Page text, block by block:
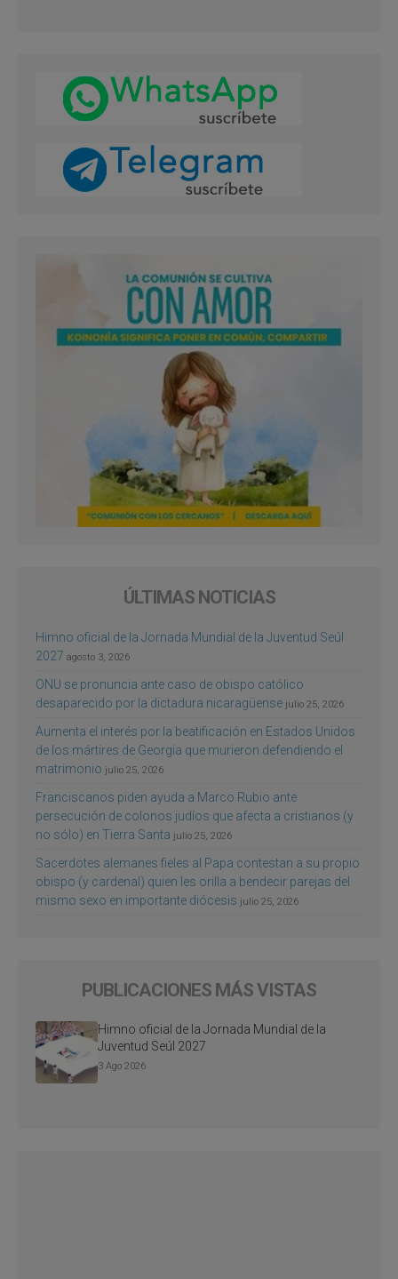
ÚLTIMAS NOTICIAS
Himno oficial de la Jornada Mundial de la Juventud Seúl
2027 agosto 3, 2026
ONU se pronuncia ante caso de obispo católico
desaparecido por la dictadura nicaragüense julio 25, 2026
Aumenta el interés por la beatificación en Estados Unidos
de los mártires de Georgia que murieron defendiendo el
matrimonio julio 25, 2026
Franciscanos piden ayuda a Marco Rubio ante
persecución de colonos judíos que afecta a cristianos (y
no sólo) en Tierra Santa julio 25, 2026
Sacerdotes alemanes fieles al Papa contestan a su propio
obispo (y cardenal) quien les orilla a bendecir parejas del
mismo sexo en importante diócesis julio 25, 2026
PUBLICACIONES MÁS VISTAS
Himno oficial de la Jornada Mundial de la
Juventud Seúl 2027
3 Ago 2026